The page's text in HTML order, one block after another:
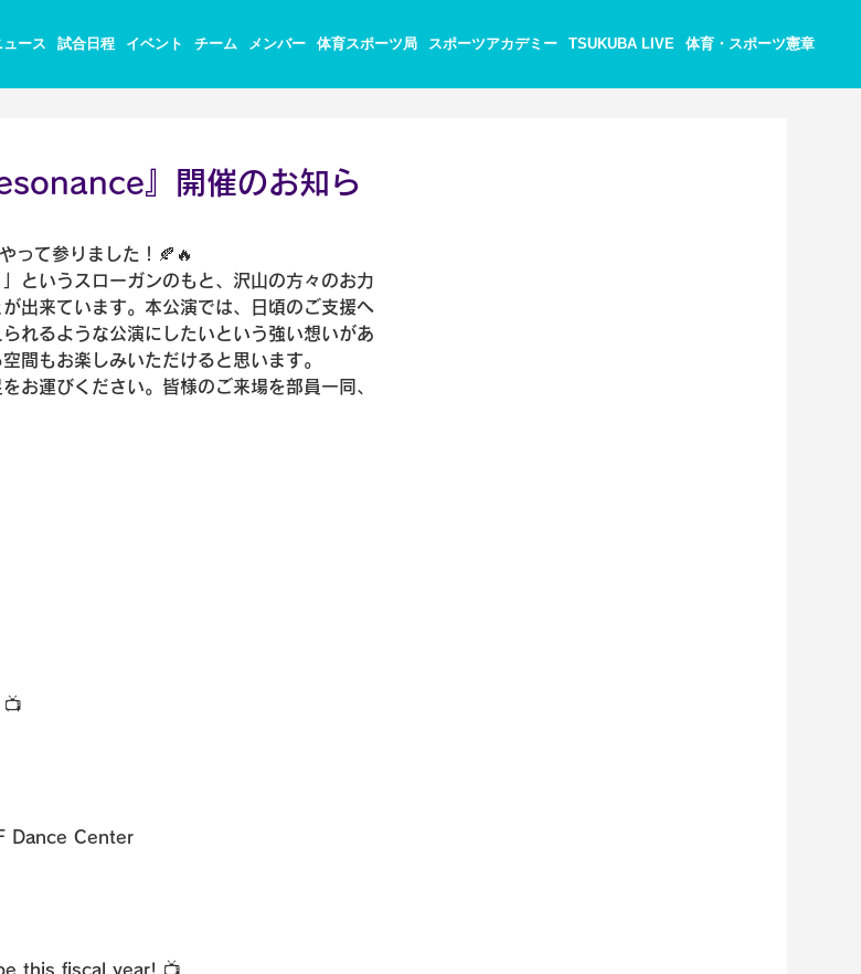
ュース 試合日程 イベント チーム メンバー 体育スポーツ局 スポーツアカデミー TSUKUBA LIVE 体育・スポーツ憲章
』開催のお知ら
って参りました！🍂🔥
というスローガンのもと、沢山の方々のお力
出来ています。本公演では、日頃のご支援へ
れるような公演にしたいという強い想いがあ
間もお楽しみいただけると思います。
お運びください。皆様のご来場を部員一同、
📺
Dance Center
this fiscal year! 📺